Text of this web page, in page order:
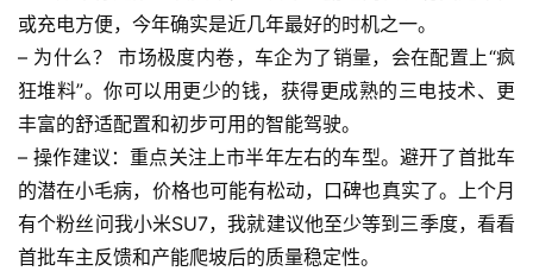
或充电方便， 今年确实是近几年最好的时机之一。
– 为什么？
市场极度内卷，车企为了销量，会在配置上“疯
狂堆料”。你可以用更少的钱，获得更成熟的三电技术、更
丰富的舒适配置和初步可用的智能驾驶。
– 操作建议 ：重点关注上市半年左右的车型。避开了首批车
的潜在小毛病，价格也可能有松动，口碑也真实了。上个月
有个粉丝问我小米SU7，我就建议他至少等到三季度，看看
首批车主反馈和产能爬坡后的质量稳定性。